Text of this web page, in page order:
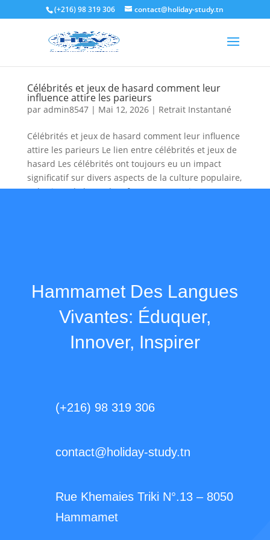
(+216) 98 319 306 contact@holiday-study.tn
Célébrités et jeux de hasard comment leur
influence attire les parieurs
par admin8547| Mai 12, 2026| Retrait Instantané
Célébrités et jeux de hasard comment leur influence
attire les parieurs Le lien entre célébrités et jeux de
hasard Les célébrités ont toujours eu un impact
significatif sur divers aspects de la culture populaire,
et les jeux de hasard ne font pas exception....
Hammamet Des Langues
Vivantes: Éduquer,
Innover, Inspirer
(+216) 98 319 306
contact@holiday-study.tn
Rue Khemaies Triki N°.13 – 8050
Hammamet